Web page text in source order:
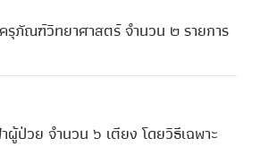
รุภัณฑ์วิทยาศาสตร์ จำนวน ๒ รายการ
ผู้ป่วย จำนวน ๖ เตียง โดยวิธีเฉพาะ